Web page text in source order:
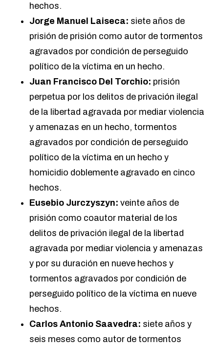
hechos.
Jorge Manuel Laiseca: siete años de
prisión de prisión como autor de tormentos
agravados por condición de perseguido
político de la víctima en un hecho.
Juan Francisco Del Torchio: prisión
perpetua por los delitos de privación ilegal
de la libertad agravada por mediar violencia
y amenazas en un hecho, tormentos
agravados por condición de perseguido
político de la víctima en un hecho y
homicidio doblemente agravado en cinco
hechos.
Eusebio Jurczyszyn: veinte años de
prisión como coautor material de los
delitos de privación ilegal de la libertad
agravada por mediar violencia y amenazas
y por su duración en nueve hechos y
tormentos agravados por condición de
perseguido político de la víctima en nueve
hechos.
Carlos Antonio Saavedra: siete años y
seis meses como autor de tormentos